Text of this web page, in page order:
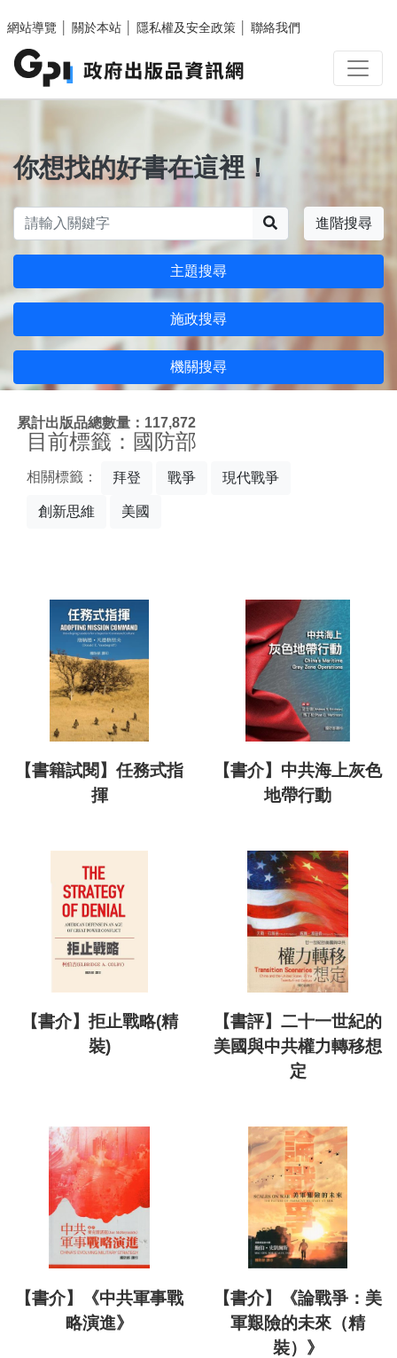
網站導覽
關於本站 隱私權及安全政策 聯絡我們
你想找的好書在這裡！
進階搜尋
主題搜尋
施政搜尋
機關搜尋
累計出版品總數量：117,872
目前標籤：國防部
相關標籤： 拜登 戰爭 現代戰爭
創新思維 美國
【書籍試閱】任務式指
揮
【書介】中共海上灰色
地帶行動
【書介】拒止戰略(精
裝)
【書評】二十一世紀的
美國與中共權力轉移想
定
【書介】《中共軍事戰
略演進》
【書介】《論戰爭：美
軍艱險的未來（精
裝）》